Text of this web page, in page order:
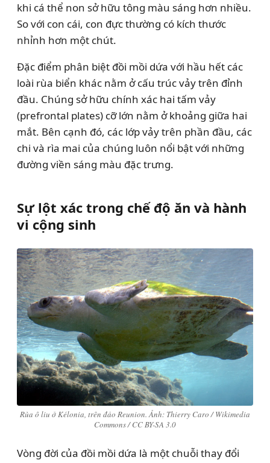
khi cá thể non sở hữu tông màu sáng hơn nhiều.
So với con cái, con đực thường có kích thước
nhỉnh hơn một chút.
Đặc điểm phân biệt đồi mồi dứa với hầu hết các
loài rùa biển khác nằm ở cấu trúc vảy trên đỉnh
đầu. Chúng sở hữu chính xác hai tấm vảy
(prefrontal plates) cỡ lớn nằm ở khoảng giữa hai
mắt. Bên cạnh đó, các lớp vảy trên phần đầu, các
chi và rìa mai của chúng luôn nổi bật với những
đường viền sáng màu đặc trưng.
Sự lột xác trong chế độ ăn và hành
vi cộng sinh
Rùa ô liu ở Kélonia, trên đảo Reunion. Ảnh: Thierry Caro / Wikimedia
Commons / CC BY-SA 3.0
Vòng đời của đồi mồi dứa là một chuỗi thay đổi